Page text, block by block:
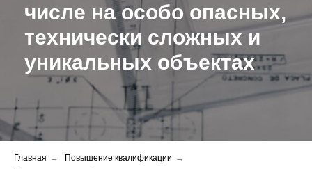
числе на особо опасных,
технически сложных и
уникальных объектах
Главная → Повышение квалификации →